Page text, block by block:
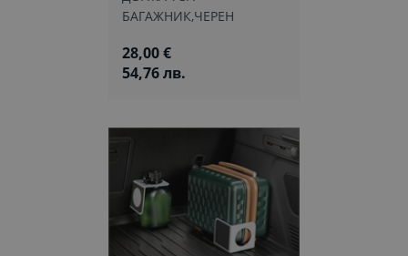
БАГАЖНИК,ЧЕРЕН
28,00 €
54,76 лв.